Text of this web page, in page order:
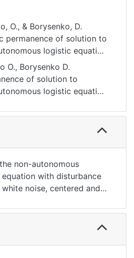
O., & Borysenko, D.
permanence of solution to
logistic equation
of Taras Shevchenko
of Kyiv. Physics and
1812-5409.2019/1.1
O., Borysenko D.
of solution to
logistic equation
of Kyiv. Physics and
no. 1. P. 10—13. DOI:
1.1 (date of access:
non-autonomous
with disturbance
noise, centered and
Lipschitz continuous
linear growth